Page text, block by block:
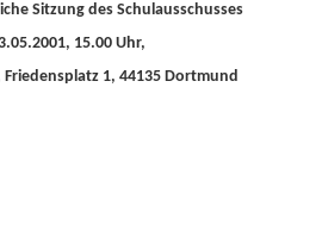
Sitzung des Schulausschusses
15.00 Uhr,
Friedensplatz 1, 44135 Dortmund